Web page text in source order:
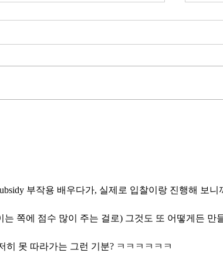
무엇이 AI 강국인가
정부가 AI G3를 외치고 있다. 미
물
중
서론
는
봐야
부작용 배우다가, 실제로 입찰이랑 진행해 보니
는 쪽에 점수 많이 주는 걸로) 그것도 또 어떻게든 만
히 못 따라가는 그런 기분? ㅋㅋㅋㅋㅋㅋ